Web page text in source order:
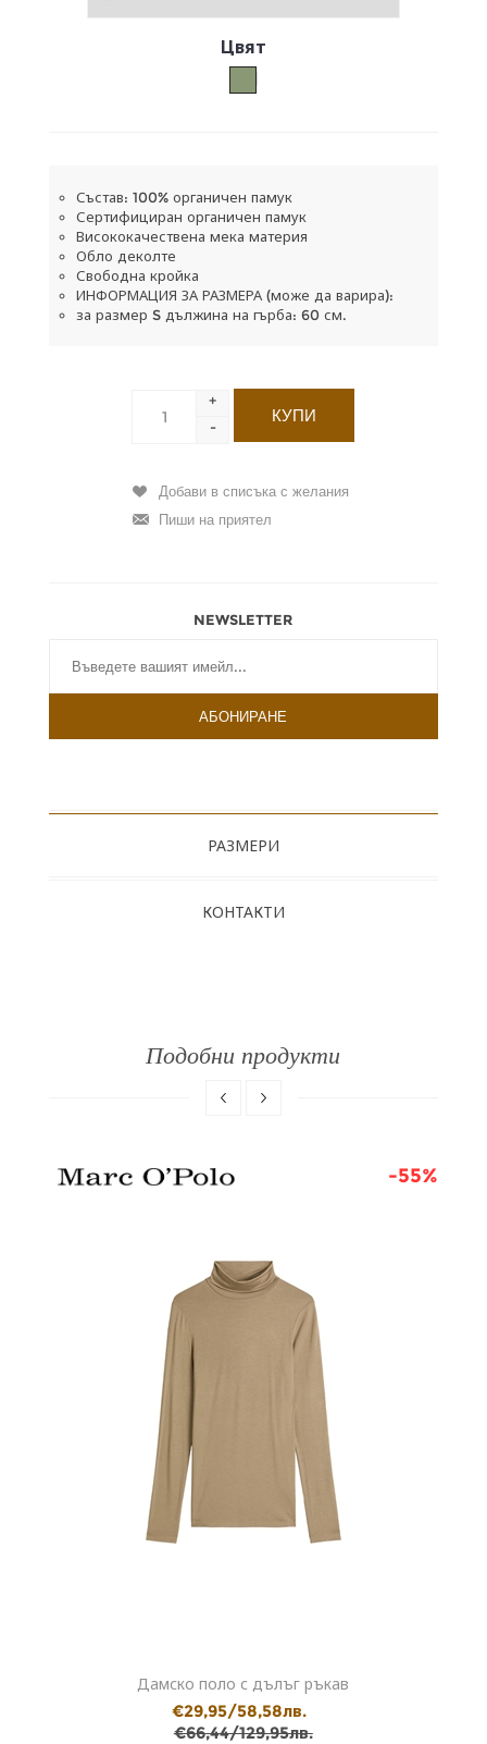
Цвят
Състав: 100% органичен памук
Сертифициран органичен памук
Висококачествена мека материя
Обло деколте
Свободна кройка
ИНФОРМАЦИЯ ЗА РАЗМЕРА (може да варира):
за размер S дължина на гърба: 60 см.
+
-
NEWSLETTER
РАЗМЕРИ
КОНТАКТИ
Подобни продукти
-55%
Дамско поло с дълъг ръкав
€29,95/58,58лв.
€66,44/129,95лв.